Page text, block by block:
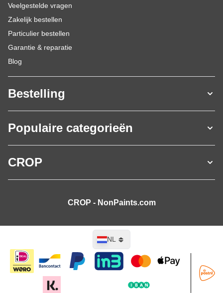
Veelgestelde vragen
Zakelijk bestellen
Particulier bestellen
Garantie & reparatie
Blog
Bestelling
Populaire categorieën
CROP
CROP - NonPaints.com
Taal
NL